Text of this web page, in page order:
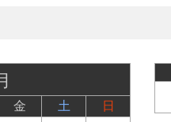
金 土
日